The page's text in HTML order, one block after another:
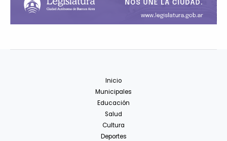
Inicio
Municipales
Educación
Salud
Cultura
Deportes